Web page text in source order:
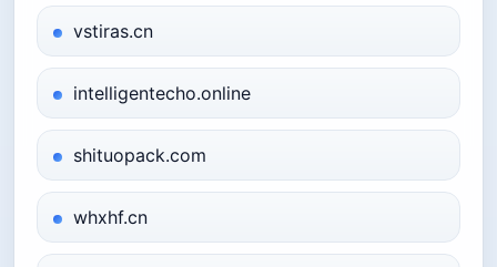
vstiras.cn
intelligentecho.online
shituopack.com
whxhf.cn